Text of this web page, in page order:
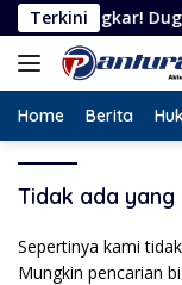
Langsung
ke
konten
Terkini
Dugaan
Home Berita
Tidak ada yang
Sepertinya kami
Mungkin pencarian